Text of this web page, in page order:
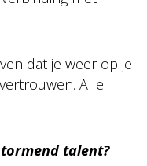
dat je weer op je
Alle
talent?